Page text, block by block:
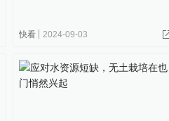
快看 2024-09-03